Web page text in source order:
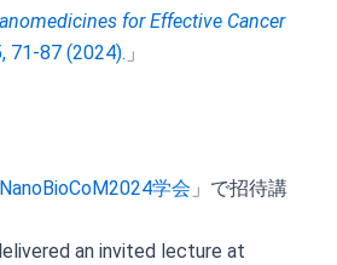
for Effective Cancer
71-87 (2024). 」
NanoBioCoM2024学会 」で招待講
an invited lecture at